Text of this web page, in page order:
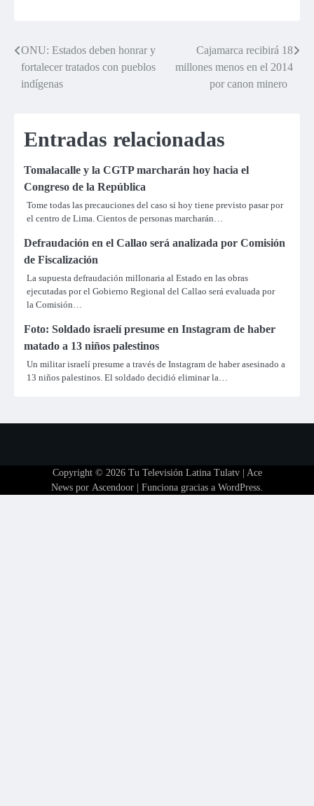
Navegación
de
ONU: Estados deben honrar y
fortalecer tratados con pueblos
indígenas
Cajamarca recibirá 18
millones menos en el 2014
por canon minero
Entradas relacionadas
Tomalacalle y la CGTP marcharán hoy hacia el
Congreso de la República
Tome todas las precauciones del caso si hoy tiene previsto pasar por
el centro de Lima. Cientos de personas marcharán…
Defraudación en el Callao será analizada por Comisión
de Fiscalización
La supuesta defraudación millonaria al Estado en las obras
ejecutadas por el Gobierno Regional del Callao será evaluada por
la Comisión…
Foto: Soldado israelí presume en Instagram de haber
matado a 13 niños palestinos
Un militar israelí presume a través de Instagram de haber asesinado a
13 niños palestinos. El soldado decidió eliminar la…
Copyright © 2026 Tu Televisión Latina Tulatv| Ace
News por Ascendoor | Funciona gracias a WordPress.